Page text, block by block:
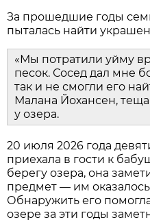
За прошедшие годы
пыталась найти
«Мы потратили уйму
песок. Сосед дал мне
так и не смогли его
Малана Йохансен,
у озера.
20 июля 2026 года
приехала в гости к
берегу озера, она
предмет — им
Обнаружить его
озере за эти годы